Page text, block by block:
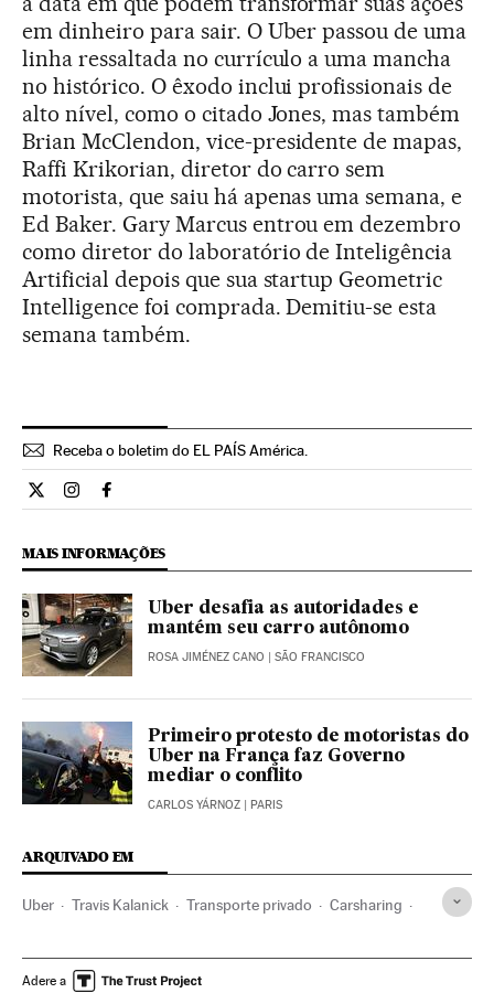
em dinheiro para sair. O Uber passou de uma
linha ressaltada no currículo a uma mancha
no histórico. O êxodo inclui profissionais de
alto nível, como o citado Jones, mas também
Brian McClendon, vice-presidente de mapas,
Raffi Krikorian, diretor do carro sem
motorista, que saiu há apenas uma semana, e
Ed Baker. Gary Marcus entrou em dezembro
como diretor do laboratório de Inteligência
Artificial depois que sua startup Geometric
Intelligence foi comprada. Demitiu-se esta
semana também.
Receba o boletim do EL PAÍS América.
Economia El País Brasil en Twitter
Economia El País Brasil en Instagram
Economia El País Brasil en Facebook
MAIS INFORMAÇÕES
Uber desafia as autoridades e
mantém seu carro autônomo
ROSA JIMÉNEZ CANO | SÃO FRANCISCO
Primeiro protesto de motoristas do
Uber na França faz Governo
mediar o conflito
CARLOS YÁRNOZ | PARIS
ARQUIVADO EM
Uber Travis Kalanick Transporte privado Carsharing
Transporte sustentável Carros
Adere a